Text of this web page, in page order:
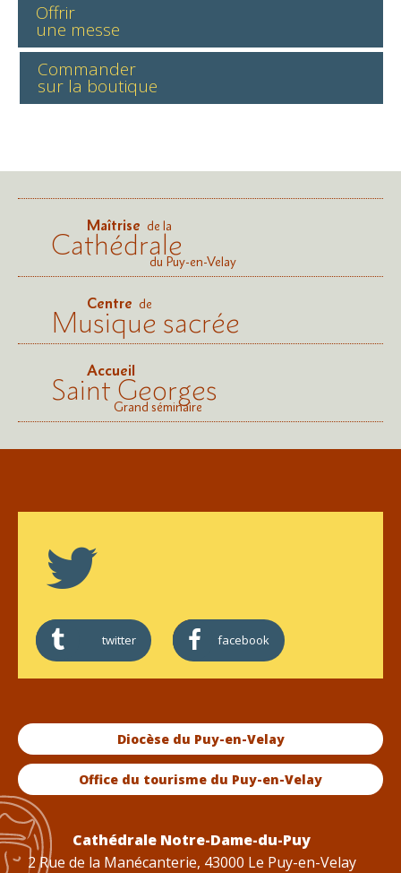
Offrir
une messe
Commander
sur la boutique
Maîtrise de la
Cathédraledu Puy-en-Velay
Centre de
Musique sacrée
Accueil
Saint Georges
Grand séminaire
twitter facebook
Diocèse du Puy-en-Velay
Office du tourisme du Puy-en-Velay
Cathédrale Notre-Dame-du-Puy
2 Rue de la Manécanterie, 43000 Le Puy-en-Velay